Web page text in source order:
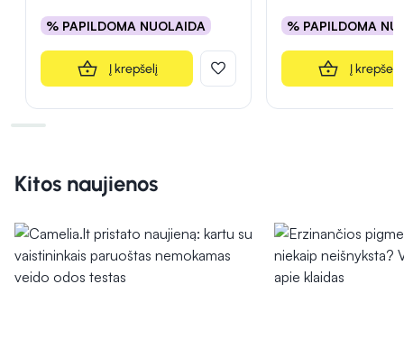
% PAPILDOMA NUOLAIDA
Į krepšelį
% PAPILDOMA
Į krepšelį
Kitos naujienos